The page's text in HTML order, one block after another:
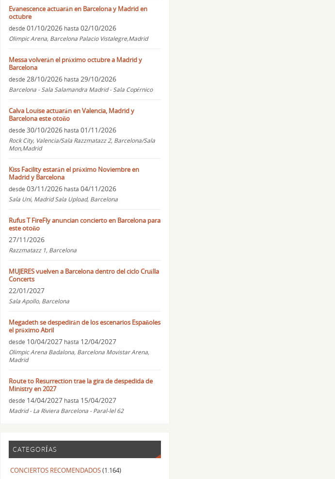
Evanescence actuarán en Barcelona y Madrid en
octubre
desde 01/10/2026 hasta 02/10/2026
Olimpic Arena, Barcelona Palacio Vistalegre,Madrid
Messa volverán el próximo octubre a Madrid y
Barcelona
desde 28/10/2026 hasta 29/10/2026
Barcelona - Sala Salamandra Madrid - Sala Copérnico
Calva Louise actuarán en Valencia, Madrid y
Barcelona este otoño
desde 30/10/2026 hasta 01/11/2026
Rock City, Valencia/Sala Razzmatazz 2, Barcelona/Sala
Mon,Madrid
Kiss Facility estarán el próximo Noviembre en
Madrid y Barcelona
desde 03/11/2026 hasta 04/11/2026
Sala Uni, Madrid Sala Upload, Barcelona
Rufus T FireFly anuncian concierto en Barcelona para
este otoño
27/11/2026
Razzmatazz 1, Barcelona
MUJERES vuelven a Barcelona dentro del ciclo Cruïlla
Concerts
22/01/2027
Sala Apollo, Barcelona
Megadeth se despedirán de los escenarios Españoles
el próximo Abril
desde 10/04/2027 hasta 12/04/2027
Olimpic Arena Badalona, Barcelona Movistar Arena,
Madrid
Route to Resurrection trae la gira de despedida de
Ministry en 2027
desde 14/04/2027 hasta 15/04/2027
Madrid - La Riviera Barcelona - Paral-lel 62
CATEGORÍAS
CONCIERTOS RECOMENDADOS(1.164)